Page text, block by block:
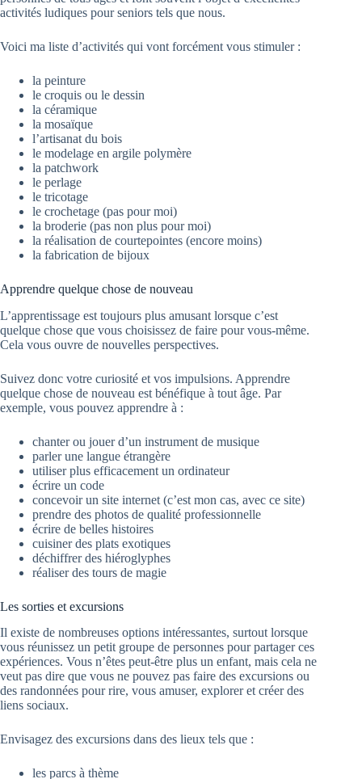
activités ludiques pour seniors tels que nous.
Voici ma liste d’activités qui vont forcément vous stimuler :
la peinture
le croquis ou le dessin
la céramique
la mosaïque
l’artisanat du bois
le modelage en argile polymère
la patchwork
le perlage
le tricotage
le crochetage (pas pour moi)
la broderie (pas non plus pour moi)
la réalisation de courtepointes (encore moins)
la fabrication de bijoux
Apprendre quelque chose de nouveau
L’apprentissage est toujours plus amusant lorsque c’est
quelque chose que vous choisissez de faire pour vous-même.
Cela vous ouvre de nouvelles perspectives.
Suivez donc votre curiosité et vos impulsions. Apprendre
quelque chose de nouveau est bénéfique à tout âge. Par
exemple, vous pouvez apprendre à :
chanter ou jouer d’un instrument de musique
parler une langue étrangère
utiliser plus efficacement un ordinateur
écrire un code
concevoir un site internet (c’est mon cas, avec ce site)
prendre des photos de qualité professionnelle
écrire de belles histoires
cuisiner des plats exotiques
déchiffrer des hiéroglyphes
réaliser des tours de magie
Les sorties et excursions
Il existe de nombreuses options intéressantes, surtout lorsque
vous réunissez un petit groupe de personnes pour partager ces
expériences. Vous n’êtes peut-être plus un enfant, mais cela ne
veut pas dire que vous ne pouvez pas faire des excursions ou
des randonnées pour rire, vous amuser, explorer et créer des
liens sociaux.
Envisagez des excursions dans des lieux tels que :
les parcs à thème